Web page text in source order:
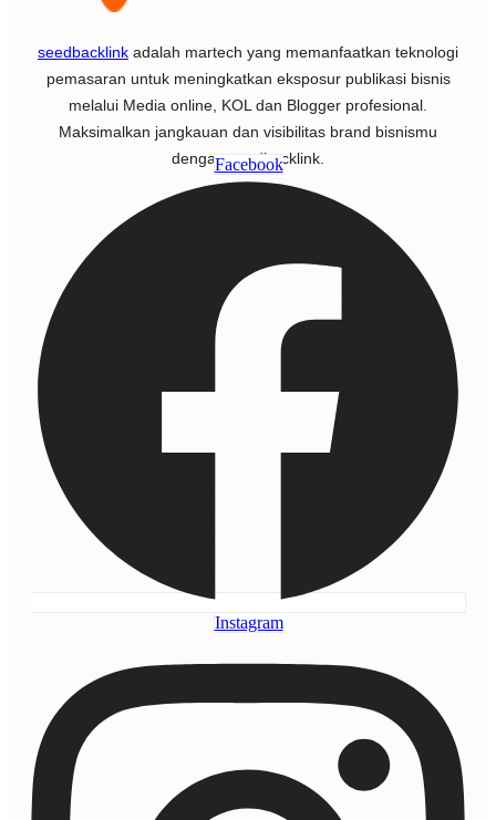
seedbacklink adalah martech yang memanfaatkan teknologi
pemasaran untuk meningkatkan eksposur publikasi bisnis
melalui Media online, KOL dan Blogger profesional.
Maksimalkan jangkauan dan visibilitas brand bisnismu
dengan seedbacklink.
Facebook
Instagram